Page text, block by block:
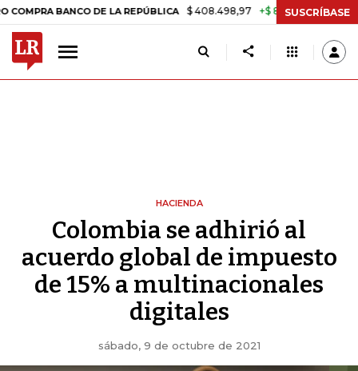
BANCO DE LA REPÚBLICA $ 408.498,97 +$ 8.753,81 +2,19% TASA
SUSCRÍBASE
HACIENDA
Colombia se adhirió al
acuerdo global de impuesto
de 15% a multinacionales
digitales
sábado, 9 de octubre de 2021